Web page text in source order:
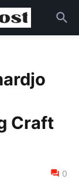
Craft
0